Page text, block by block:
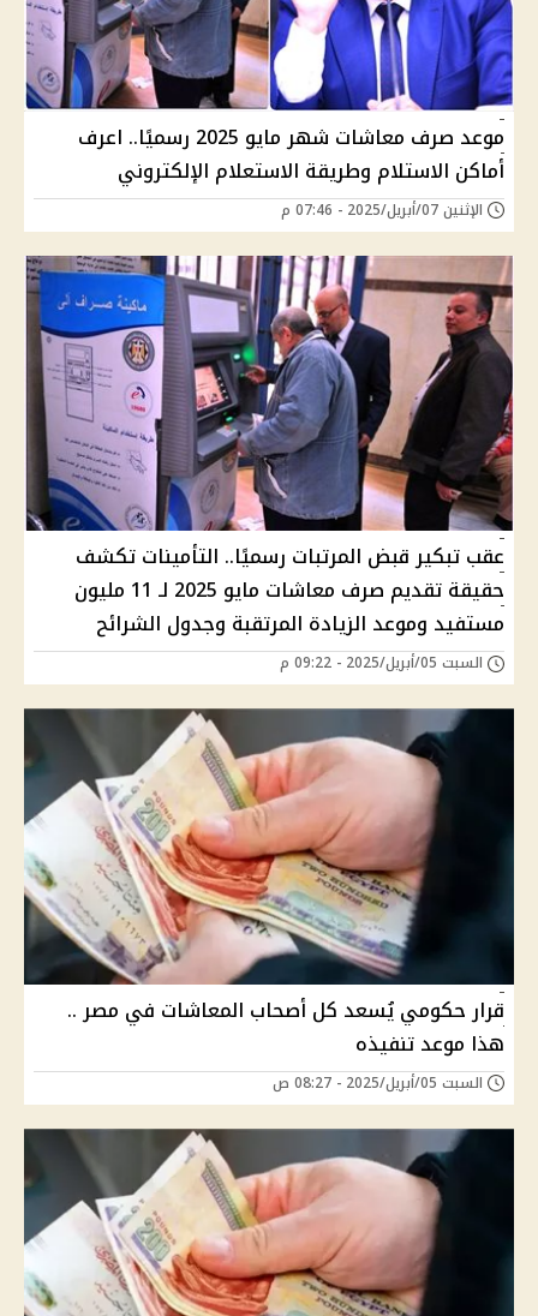
موعد صرف معاشات شهر مايو 2025 رسميًا.. اعرف
أماكن الاستلام وطريقة الاستعلام الإلكتروني
الإثنين 07/أبريل/2025 - 07:46 م
عقب تبكير قبض المرتبات رسميًا.. التأمينات تكشف
حقيقة تقديم صرف معاشات مايو 2025 لـ 11 مليون
مستفيد وموعد الزيادة المرتقبة وجدول الشرائح
السبت 05/أبريل/2025 - 09:22 م
قرار حكومي يُسعد كل أصحاب المعاشات في مصر ..
هذا موعد تنفيذه
السبت 05/أبريل/2025 - 08:27 ص